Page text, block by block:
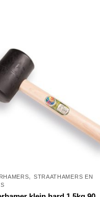
, STRAATHAMERS EN